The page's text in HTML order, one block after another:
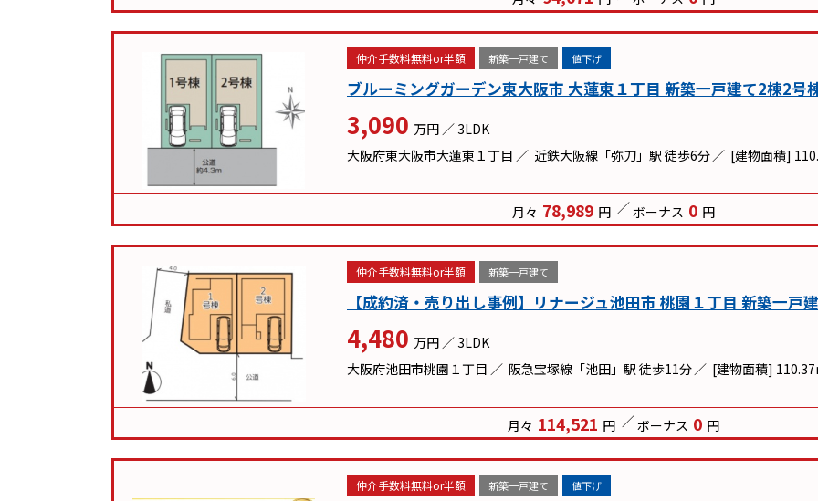
仲介手数料無料or半額 新築一戸建て 値下げ
ブルーミングガーデン東大阪市 大蓮東１丁目 新築一戸建て2棟2
3,090 万円 ／3LDK
大阪府東大阪市大蓮東１丁目
近鉄大阪線「弥刀」駅 徒歩6分 [建物面積]
月々 78,989 円 ボーナス 0 円
仲介手数料無料or半額 新築一戸建て
【成約済・売り出し事例】リナージュ池田市 桃園１丁目 新築一戸
4,480 万円 ／3LDK
大阪府池田市桃園１丁目
阪急宝塚線「池田」駅 徒歩11分 [建物面積]
月々 114,521 円 ボーナス 0 円
仲介手数料無料or半額 新築一戸建て 値下げ